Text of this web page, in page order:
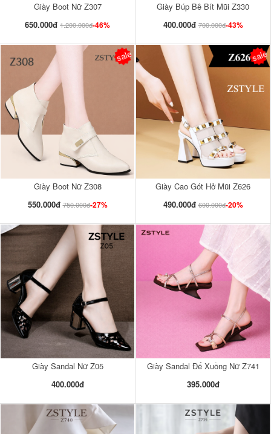
Giày Boot Nữ Z307
650.000đ 1.200.000đ-46%
Giày Búp Bê Bít Mũi Z330
400.000đ 700.000đ-43%
Giày Boot Nữ Z308
550.000đ 750.000đ-27%
sale
Giày Cao Gót Hở Mũi Z626
490.000đ 600.000đ-20%
sale
Giày Sandal Nữ Z05
400.000đ
Giày Sandal Đế Xuồng Nữ Z741
395.000đ